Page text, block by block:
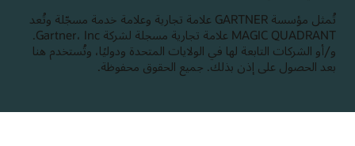
تُمثل مؤسسة GARTNER علامة تجارية وعلامة خدمة مسجّلة وتُعد
MAGIC QUADRANT علامة تجارية مسجلة لشركة Gartner، Inc.
و/أو الشركات التابعة لها في الولايات المتحدة ودوليًا، وتُستخدم هنا
بعد الحصول على إذن بذلك. جميع الحقوق محفوظة.